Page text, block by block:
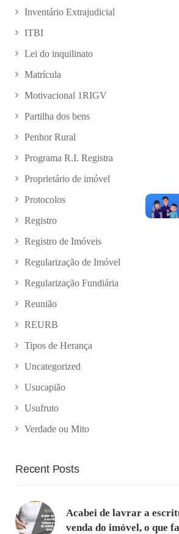
Inventário Extrajudicial
ITBI
Lei do inquilinato
Matrícula
Motivacional 1RIGV
Partilha dos bens
Penhor Rural
Programa R.I. Registra
Proprietário de imóvel
Protocolos
Registro
Registro de Imóveis
Regularização de Imóvel
Regularização Fundiária
Reunião
REURB
Tipos de Herança
Uncategorized
Usucapião
Usufruto
Verdade ou Mito
Recent Posts
Acabei de lavrar a
venda do imóvel, o que